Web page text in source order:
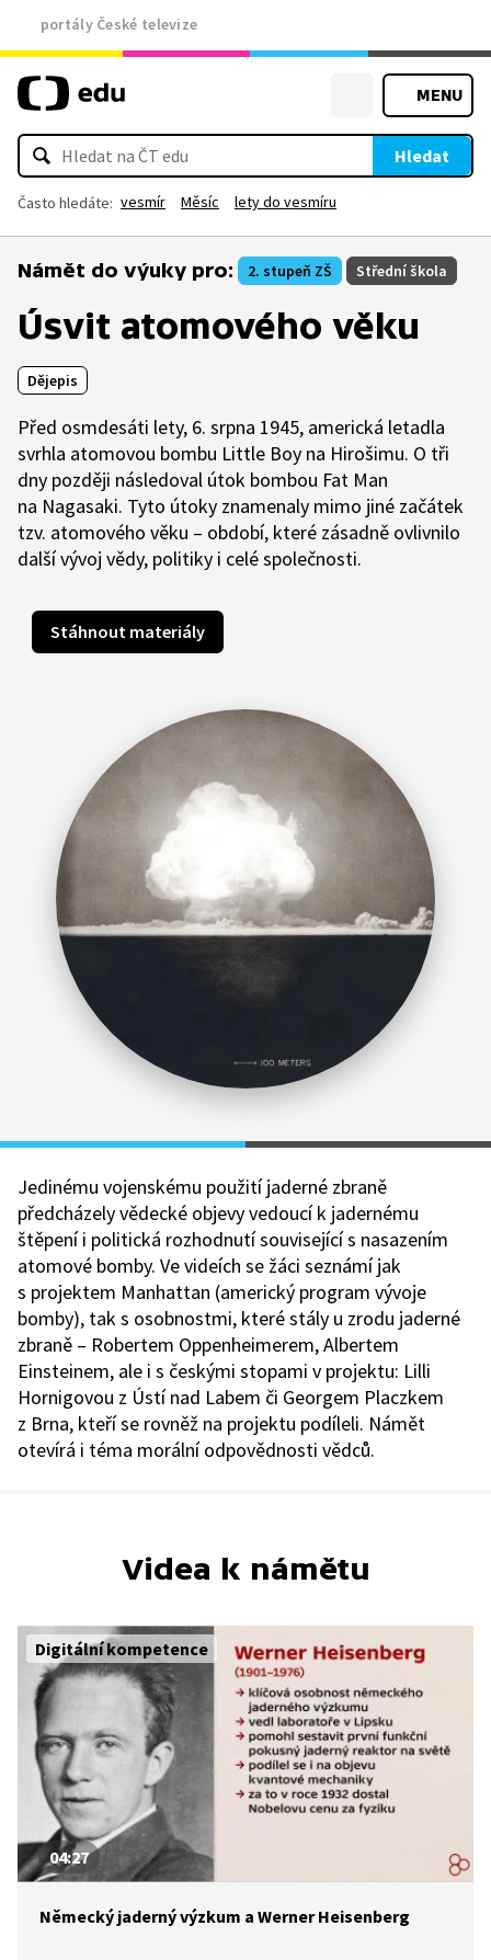
portály České televize
MENU
Hledat
Často hledáte: vesmír Měsíc lety do vesmíru
Námět do výuky pro: 2. stupeň ZŠ Střední škola
Úsvit atomového věku
Dějepis
Před osmdesáti lety, 6. srpna 1945, americká letadla
svrhla atomovou bombu Little Boy na Hirošimu. O tři
dny později následoval útok bombou Fat Man
na Nagasaki. Tyto útoky znamenaly mimo jiné začátek
tzv. atomového věku – období, které zásadně ovlivnilo
další vývoj vědy, politiky i celé společnosti.
Stáhnout materiály
Jedinému vojenskému použití jaderné zbraně
předcházely vědecké objevy vedoucí k jadernému
štěpení i politická rozhodnutí související s nasazením
atomové bomby. Ve videích se žáci seznámí jak
s projektem Manhattan (americký program vývoje
bomby), tak s osobnostmi, které stály u zrodu jaderné
zbraně – Robertem Oppenheimerem, Albertem
Einsteinem, ale i s českými stopami v projektu: Lilli
Hornigovou z Ústí nad Labem či Georgem Placzkem
z Brna, kteří se rovněž na projektu podíleli. Námět
otevírá i téma morální odpovědnosti vědců.
Videa k námětu
Digitální kompetence
04:27
Německý jaderný výzkum a Werner Heisenberg